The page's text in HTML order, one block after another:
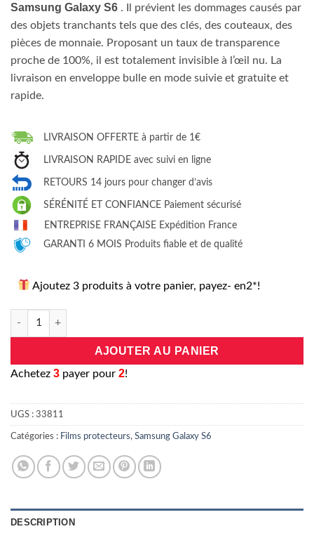
Samsung Galaxy S6 . Il prévient les dommages causés par
des objets tranchants tels que des clés, des couteaux, des
pièces de monnaie. Proposant un taux de transparence
proche de 100%, il est totalement invisible à l’œil nu. La
livraison en enveloppe bulle en mode suivie et gratuite et
rapide.
LIVRAISON OFFERTE à partir de 1€
LIVRAISON RAPIDE avec suivi en ligne
RETOURS 14 jours pour changer d’avis
SÉRÉNITÉ ET CONFIANCE Paiement sécurisé
ENTREPRISE FRANÇAISE Expédition France
GARANTI 6 MOIS Produits fiable et de qualité
Ajoutez 3 produits à votre panier, payez- en2*!
quantité de Lot de 2: verre trempé 3D extra résistant
AJOUTER AU PANIER
Achetez 3 payer pour 2!
UGS : 33811
Catégories : Films protecteurs, Samsung Galaxy S6
DESCRIPTION